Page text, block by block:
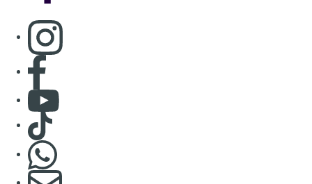
Consulter page Instagram
Consulter page Facebook
Consulter Youtube
Consulter TikTok
S'abonner à notre newsletter